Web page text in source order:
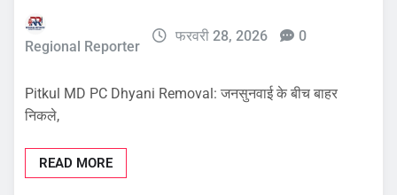
Regional Reporter
फरवरी 28, 2026 0
Pitkul MD PC Dhyani Removal: जनसुनवाई के बीच बाहर
निकले,
READ MORE